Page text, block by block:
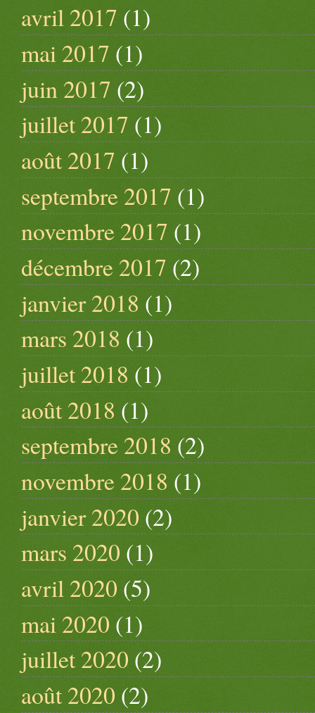
avril 2017 (1)
mai 2017 (1)
juin 2017 (2)
juillet 2017 (1)
août 2017 (1)
septembre 2017 (1)
novembre 2017 (1)
décembre 2017 (2)
janvier 2018 (1)
mars 2018 (1)
juillet 2018 (1)
août 2018 (1)
septembre 2018 (2)
novembre 2018 (1)
janvier 2020 (2)
mars 2020 (1)
avril 2020 (5)
mai 2020 (1)
juillet 2020 (2)
août 2020(2)